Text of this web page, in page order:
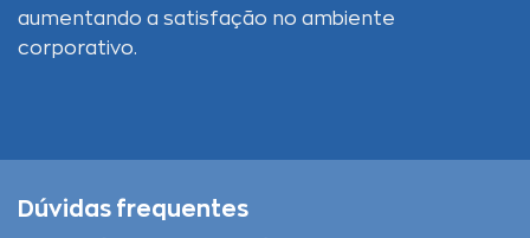
aumentando a satisfação no ambiente
corporativo.
Dúvidas frequentes